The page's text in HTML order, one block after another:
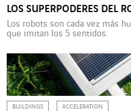
LOS SUPERPODERES DEL
Los robots son cada vez más
que imitan los 5 sentidos.
BUILDINGS ACCELERATION